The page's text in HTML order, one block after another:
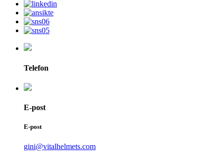
Telefon
E-post
E-post
gini@vitalhelmets.com